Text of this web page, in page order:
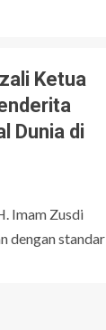
Ketua
Dunia di
Imam Zusdi
dengan standar